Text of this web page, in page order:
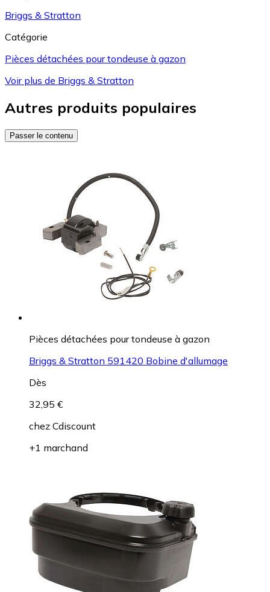
Briggs & Stratton
Catégorie
Pièces détachées pour tondeuse à gazon
Voir plus de Briggs & Stratton
Autres produits populaires
Passer le contenu
Pièces détachées pour tondeuse à gazon
Briggs & Stratton 591420 Bobine d'allumage
Dès
32,95 €
chez Cdiscount
+1 marchand